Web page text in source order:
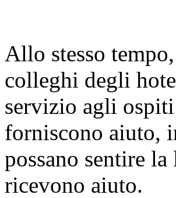
Allo stesso
colleghi degli
servizio agli
forniscono aiuto,
possano sentire
ricevono aiuto.